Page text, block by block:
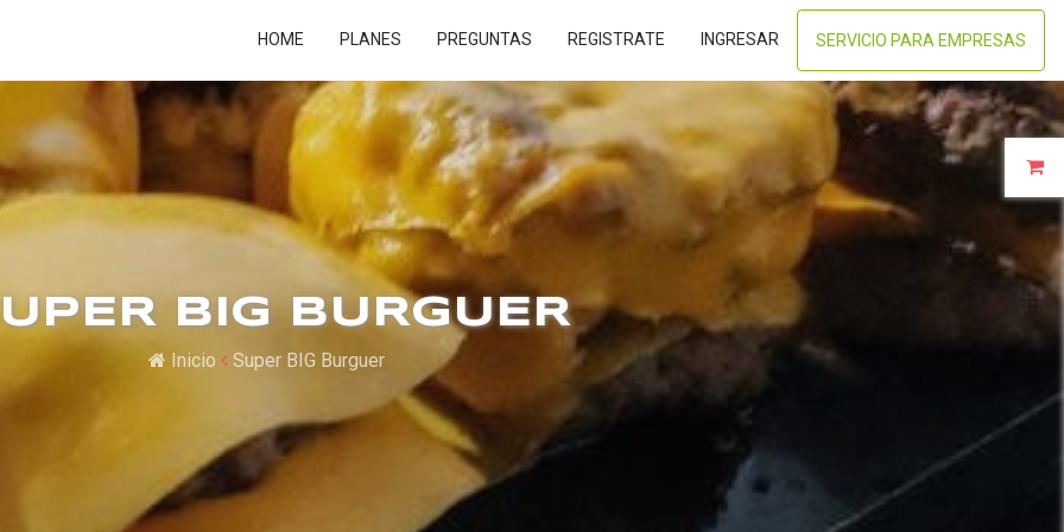
HOME PLANES PREGUNTAS REGISTRATE INGRESAR SERVICIO PARA EMPRESAS
BIG BURGUER
Inicio Super BIG Burguer